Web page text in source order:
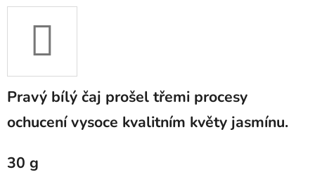
Pravý bílý čaj prošel třemi procesy
ochucení vysoce kvalitním květy jasmínu.
30 g